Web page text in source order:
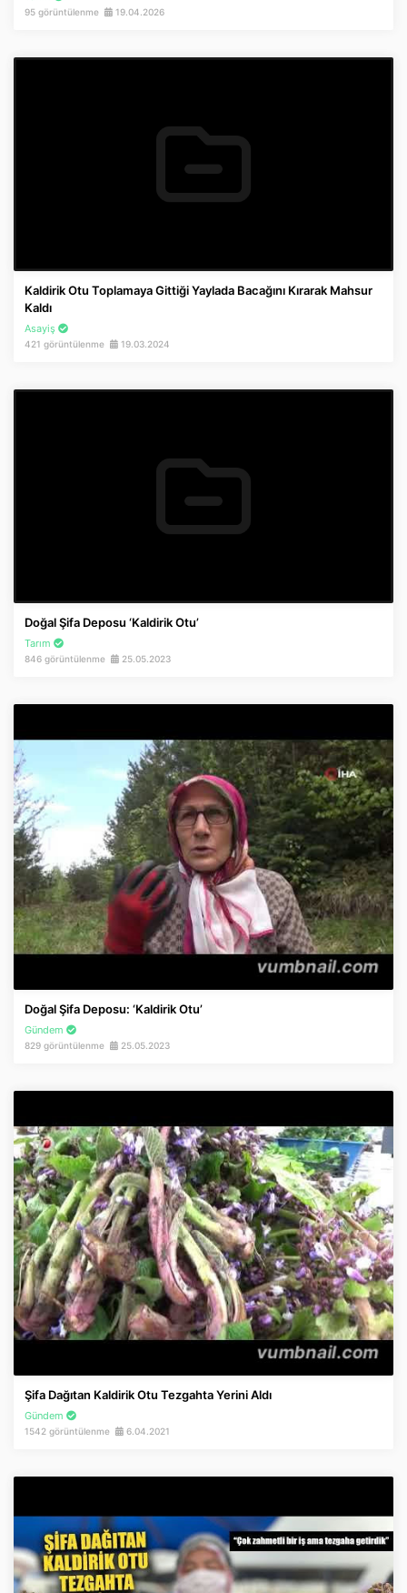
95 görüntülenme 19.04.2026
Kaldirik Otu Toplamaya Gittiği Yaylada Bacağını Kırarak Mahsur
Kaldı
Asayiş
421 görüntülenme 19.03.2024
Doğal Şifa Deposu ‘Kaldirik Otu’
Tarım
846 görüntülenme 25.05.2023
Doğal Şifa Deposu: ‘Kaldirik Otu’
Gündem
829 görüntülenme 25.05.2023
Şifa Dağıtan Kaldirik Otu Tezgahta Yerini Aldı
Gündem
1542 görüntülenme 6.04.2021